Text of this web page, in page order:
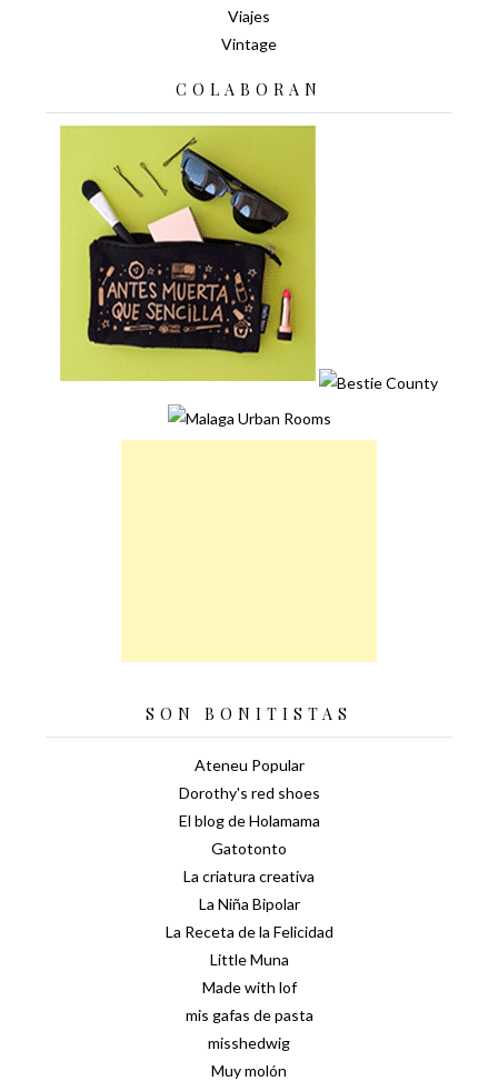
Viajes
Vintage
COLABORAN
SON BONITISTAS
Ateneu Popular
Dorothy's red shoes
El blog de Holamama
Gatotonto
La criatura creativa
La Niña Bipolar
La Receta de la Felicidad
Little Muna
Made with lof
mis gafas de pasta
misshedwig
Muy molón